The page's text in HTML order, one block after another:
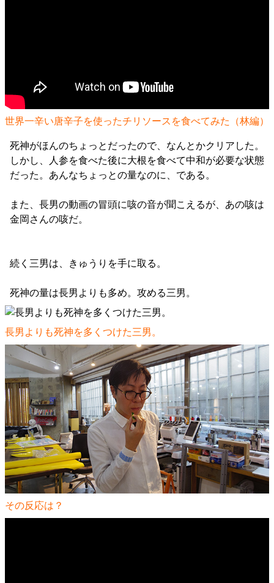
世界一辛い唐辛子を使ったチリソースを食べてみた（林編）
死神がほんのちょっとだったので、なんとかクリアした。
しかし、人参を食べた後に大根を食べて中和が必要な状態
だった。あんなちょっとの量なのに、である。
また、長男の動画の冒頭に咳の音が聞こえるが、あの咳は
金岡さんの咳だ。
続く三男は、きゅうりを手に取る。
死神の量は長男よりも多め。攻める三男。
長男よりも死神を多くつけた三男。
その反応は？